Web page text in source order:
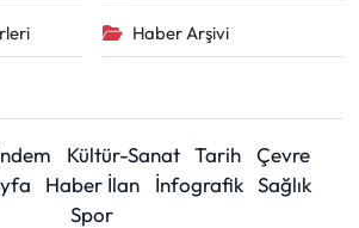
Haber Arşivi
Kültür-Sanat Tarih
Çevre
Haber İlan İnfografik Sağlık
Spor